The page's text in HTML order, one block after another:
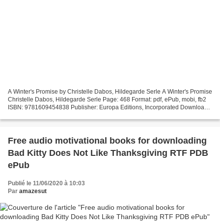
A Winter's Promise by Christelle Dabos, Hildegarde Serle A Winter's Promise
Christelle Dabos, Hildegarde Serle Page: 468 Format: pdf, ePub, mobi, fb2
ISBN: 9781609454838 Publisher: Europa Editions, Incorporated Download
Free audio motivational books for downloading
Bad Kitty Does Not Like Thanksgiving RTF PDB
ePub
Publié le 11/06/2020 à 10:03
Par amazesut